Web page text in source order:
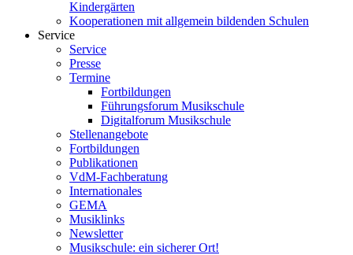
Kindergärten
Kooperationen mit allgemein bildenden Schulen
Service
Service
Presse
Termine
Fortbildungen
Führungsforum Musikschule
Digitalforum Musikschule
Stellenangebote
Fortbildungen
Publikationen
VdM-Fachberatung
Internationales
GEMA
Musiklinks
Newsletter
Musikschule: ein sicherer Ort!